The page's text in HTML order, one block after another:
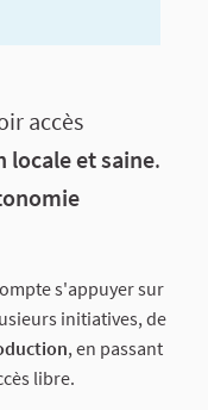
accès
locale et saine.
s'appuyer sur
initiatives, de
, en passant
libre.